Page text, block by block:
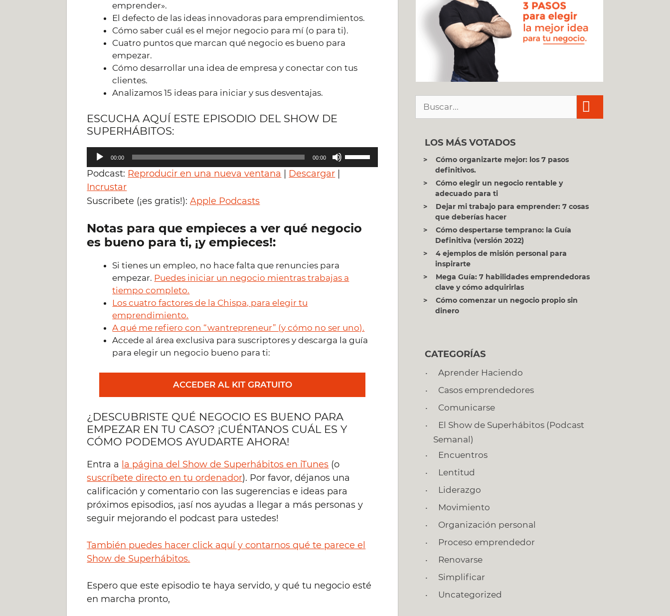
emprender».
El defecto de las ideas innovadoras para emprendimientos.
Cómo saber cuál es el mejor negocio para mí (o para ti).
Cuatro puntos que marcan qué negocio es bueno para
empezar.
Cómo desarrollar una idea de empresa y conectar con tus
clientes.
Analizamos 15 ideas para iniciar y sus desventajas.
ESCUCHA AQUÍ ESTE EPISODIO DEL SHOW DE
SUPERHÁBITOS:
Reproductor
de
audio
00:00 00:00
las
para
el
Podcast: Reproducir en una nueva ventana | Descargar |
Incrustar
Suscribete (¡es gratis!):Apple Podcasts
Notas para que empieces a ver qué negocio
es bueno para ti, ¡y empieces!:
Si tienes un empleo, no hace falta que renuncies para
empezar. Puedes iniciar un negocio mientras trabajas a
tiempo completo.
Los cuatro factores de la Chispa, para elegir tu
emprendimiento.
A qué me refiero con “wantrepreneur” (y cómo no ser uno).
Accede al área exclusiva para suscriptores y descarga la guía
para elegir un negocio bueno para ti:
ACCEDER AL KIT GRATUITO
¿DESCUBRISTE QUÉ NEGOCIO ES BUENO PARA
EMPEZAR EN TU CASO? ¡CUÉNTANOS CUÁL ES Y
CÓMO PODEMOS AYUDARTE AHORA!
Entra a la página del Show de Superhábitos en iTunes (o
suscríbete directo en tu ordenador). Por favor, déjanos una
calificación y comentario con las sugerencias e ideas para
próximos episodios, ¡así nos ayudas a llegar a más personas y
seguir mejorando el podcast para ustedes!
También puedes hacer click aquí y contarnos qué te parece el
Show de Superhábitos.
Espero que este episodio te haya servido, y qué tu negocio esté
en marcha pronto,
LOS MÁS VOTADOS
Cómo organizarte mejor: los 7 pasos
definitivos.
Cómo elegir un negocio rentable y
adecuado para ti
Dejar mi trabajo para emprender: 7 cosas
que deberías hacer
Cómo despertarse temprano: la Guía
Definitiva (versión 2022)
4 ejemplos de misión personal para
inspirarte
Mega Guía: 7 habilidades emprendedoras
clave y cómo adquirirlas
Cómo comenzar un negocio propio sin
dinero
CATEGORÍAS
Aprender Haciendo
Casos emprendedores
Comunicarse
El Show de Superhábitos (Podcast
Semanal)
Encuentros
Lentitud
Liderazgo
Movimiento
Organización personal
Proceso emprendedor
Renovarse
Simplificar
Uncategorized